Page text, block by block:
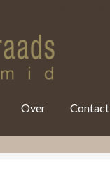
Over Contact